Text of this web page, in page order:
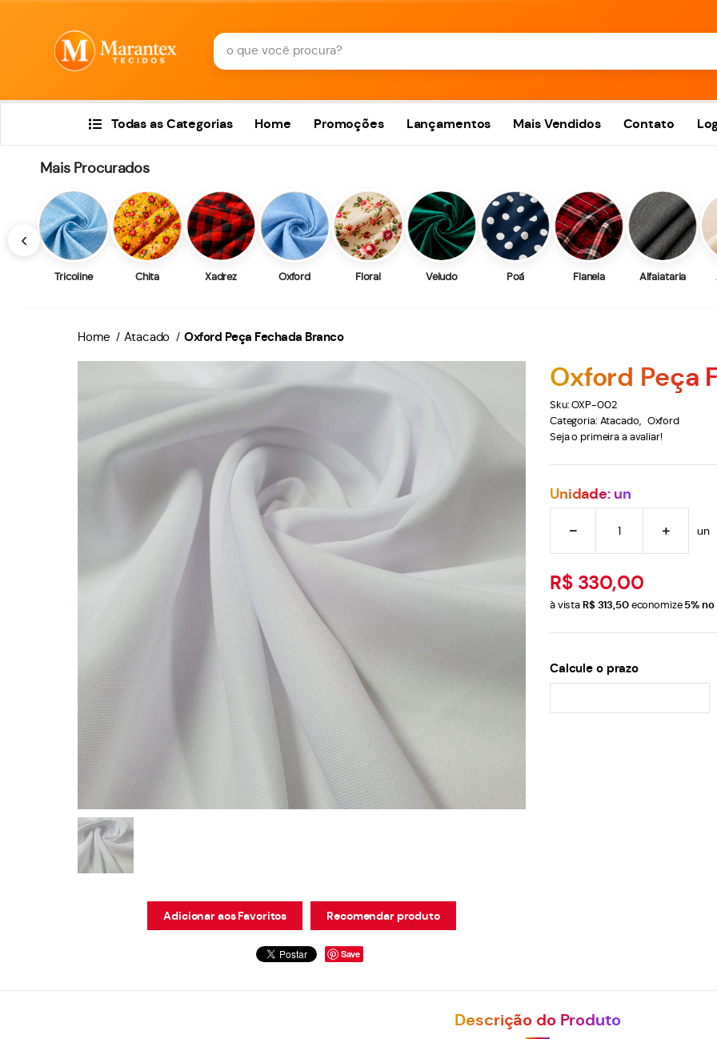
Todas as Categorias Home Promoções Lançamentos Mais Vendidos Contato
‹
Mais Procurados
Tricoline Chita Xadrez Oxford Floral Veludo Poá Flanela Alfaiataria
Home Atacado Oxford Peça Fechada Branco
Adicionar aos Favoritos Recomendar produto
Save
Oxford Peça
Sku:OXP-002
Categoria: Atacado
Oxford
Seja o primeira a avaliar!
Unidade: un
un
R$ 330,00
à vistaR$ 313,50economize5%no
Calcule o prazo
Descrição do Produto